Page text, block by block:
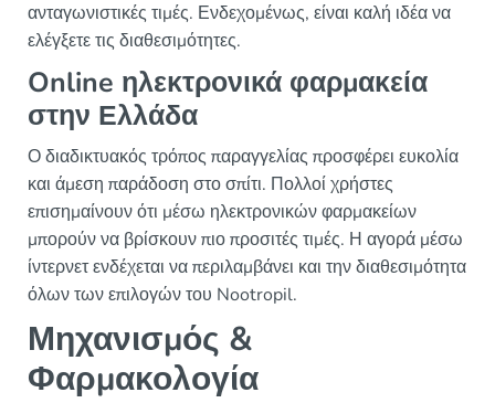
ανταγωνιστικές τιμές. Ενδεχομένως, είναι καλή ιδέα να
ελέγξετε τις διαθεσιμότητες.
Online ηλεκτρονικά φαρμακεία
στην Ελλάδα
Ο διαδικτυακός τρόπος παραγγελίας προσφέρει ευκολία
και άμεση παράδοση στο σπίτι. Πολλοί χρήστες
επισημαίνουν ότι μέσω ηλεκτρονικών φαρμακείων
μπορούν να βρίσκουν πιο προσιτές τιμές. Η αγορά μέσω
ίντερνετ ενδέχεται να περιλαμβάνει και την διαθεσιμότητα
όλων των επιλογών του Nootropil.
Μηχανισμός &
Φαρμακολογία